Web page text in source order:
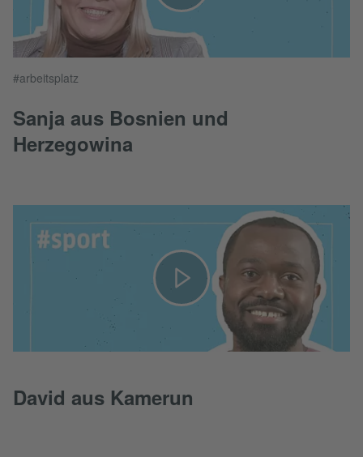
#arbeitsplatz
Sanja aus Bosnien und
Herzegowina
David aus Kamerun